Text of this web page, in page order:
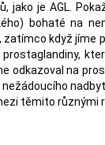
jako je AGL.
bohaté na
zatímco když jíme
odkazoval na
těmito různými